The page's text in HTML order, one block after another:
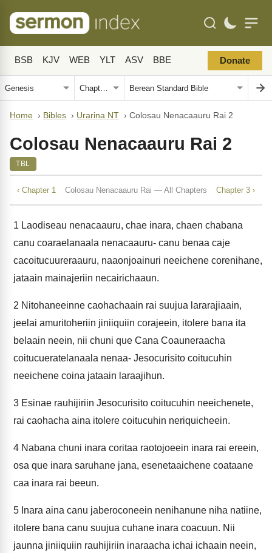
BSB KJV WEB YLT ASV BBE Donate
Home › Bibles › Urarina NT › Colosau Nenacaauru Rai 2
Colosau Nenacaauru Rai 2
TBL
‹ Chapter 1 Colosau Nenacaauru Rai — All Chapters Chapter 3 ›
1 Laodiseau nenacaauru, chae inara, chaen chabana
canu coaraelanaala nenacaauru- canu benaa caje
cacoitucuureraauru, naaonjoainuri neeichene corenihane,
jataain mainajeriin necairichaaun.
2 Nitohaneeinne caohachaain rai suujua lararajiaain,
jeelai amuritoheriin jiniiquiin corajeein, itolere bana ita
belaain neein, nii chuni que Cana Coauneraacha
coitucueratelanaala nenaa- Jesocurisito coitucuhin
neeichene coina jataain laraajihun.
3 Esinae rauhijiriin Jesocurisito coitucuhin neeichenete,
rai caohacha aina itolere coitucuhin neriquicheein.
4 Nabana chuni inara coritaa raotojoeein inara rai ereein,
osa que inara saruhane jana, esenetaaichene coataane
caa inara rai beeun.
5 Inara aina canu jaberoconeein nenihanune niha natiine,
itolere bana canu suujua cuhane inara coacuun. Nii
jaunna jiniiquiin rauhijiriin inaraacha ichai ichaain neein,